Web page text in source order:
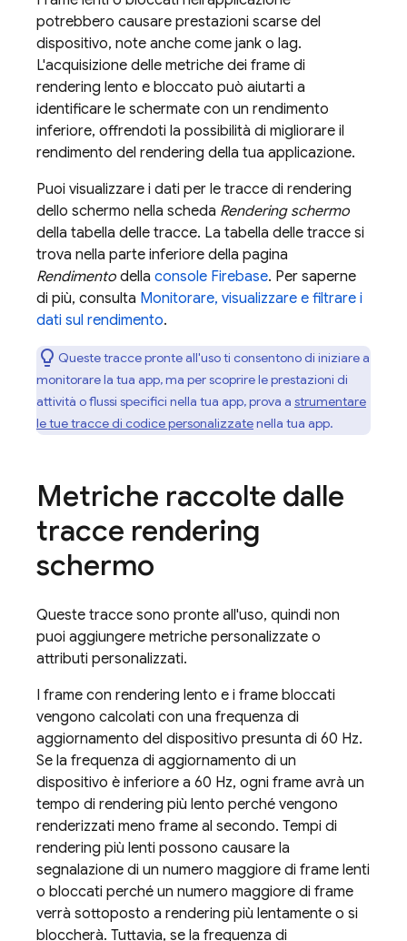
potrebbero causare prestazioni scarse del
dispositivo, note anche come jank o lag.
L'acquisizione delle metriche dei frame di
rendering lento e bloccato può aiutarti a
identificare le schermate con un rendimento
inferiore, offrendoti la possibilità di migliorare il
rendimento del rendering della tua applicazione.
Puoi visualizzare i dati per le tracce di rendering
dello schermo nella scheda Rendering schermo
della tabella delle tracce. La tabella delle tracce si
trova nella parte inferiore della pagina
Rendimento della console Firebase. Per saperne
di più, consulta Monitorare, visualizzare e filtrare i
dati sul rendimento.
Queste tracce pronte all'uso ti consentono di iniziare a
monitorare la tua app, ma per scoprire le prestazioni di
attività o flussi specifici nella tua app, prova a strumentare
le tue tracce di codice personalizzatenella tua app.
Metriche raccolte dalle
tracce rendering
schermo
Queste tracce sono pronte all'uso, quindi non
puoi aggiungere metriche personalizzate o
attributi personalizzati.
I frame con rendering lento e i frame bloccati
vengono calcolati con una frequenza di
aggiornamento del dispositivo presunta di 60 Hz.
Se la frequenza di aggiornamento di un
dispositivo è inferiore a 60 Hz, ogni frame avrà un
tempo di rendering più lento perché vengono
renderizzati meno frame al secondo. Tempi di
rendering più lenti possono causare la
segnalazione di un numero maggiore di frame lenti
o bloccati perché un numero maggiore di frame
verrà sottoposto a rendering più lentamente o si
bloccherà. Tuttavia, se la frequenza di